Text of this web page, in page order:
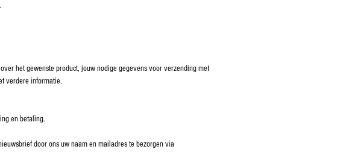
het gewenste product, jouw nodige gegevens voor verzending met
verdere informatie.
en betaling.
door ons uw naam en mailadres te bezorgen via